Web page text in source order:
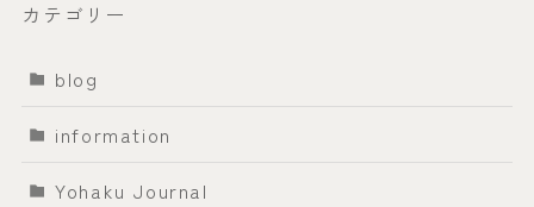
カテゴリー
blog
information
Yohaku Journal